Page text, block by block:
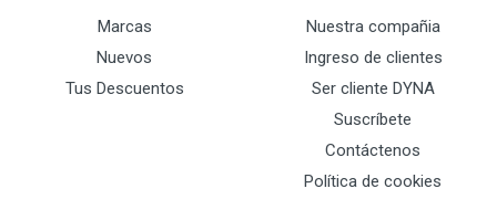
Marcas
Nuevos
Tus Descuentos
Nuestra compañia
Ingreso de clientes
Ser cliente DYNA
Suscríbete
Contáctenos
Política de cookies